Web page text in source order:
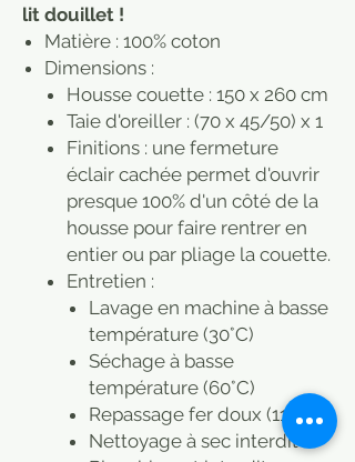
lit douillet !
Matière : 100% coton
Dimensions :
Housse couette : 150 x 260 cm
Taie d'oreiller : (70 x 45/50) x 1
Finitions : une fermeture
éclair cachée permet d'ouvrir
presque 100% d'un côté de la
housse pour faire rentrer en
entier ou par pliage la couette.
Entretien :
Lavage en machine à basse
température (30°C)
Séchage à basse
température (60°C)
Repassage fer doux (110°C)
Nettoyage à sec interdit